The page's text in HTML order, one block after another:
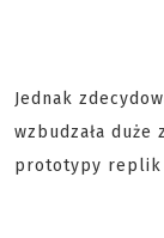
Jednak
wzbudzała
prototypy replik